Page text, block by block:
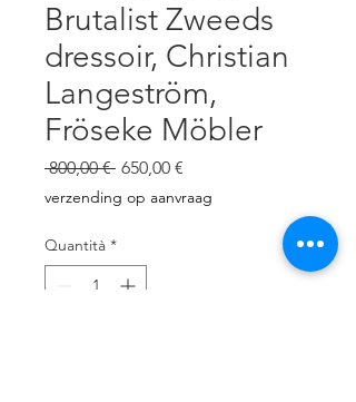
Brutalist Zweeds
dressoir, Christian
Langeström,
Fröseke Möbler
800,00 € Prezzo
650,00 €
verzending op aanvraag
Quantità *